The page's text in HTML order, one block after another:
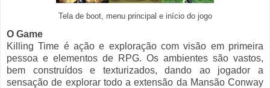
Tela de boot, menu principal e início do jogo
O Game
Killing Time é ação e exploração com visão em primeira
pessoa e elementos de RPG. Os ambientes são vastos,
bem construídos e texturizados, dando ao jogador a
sensação de explorar todo a extensão da Mansão Conway